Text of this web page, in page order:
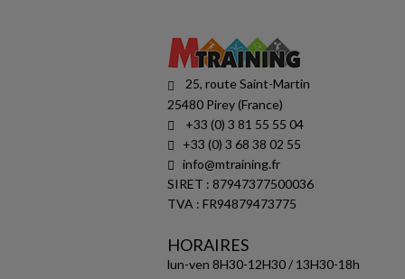
25, route Saint-Martin
25480 Pirey (France)
+33 (0) 3 81 55 55 04
+33 (0) 3 68 38 02 55
info@mtraining.fr
SIRET : 87947377500036
TVA : FR94879473775
HORAIRES
lun-ven 8H30-12H30 / 13H30-18h